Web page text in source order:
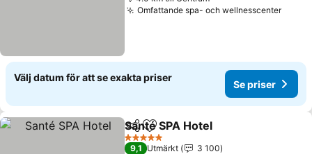
Omfattande spa- och wellnesscenterSe
Välj datum för att se exakta priser
Se priser
Dela Lägg till i Mina Favoriter
Santé SPA Hotel
5 Stjärnor
9,1 Utmärkt
3 100